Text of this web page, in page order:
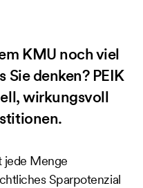
KMU noch viel
Sie denken? PEIK
wirkungsvoll
jede Menge
Sparpotenzial